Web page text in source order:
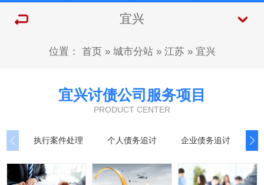
宜兴
位置： 首页» 城市分站» 江苏» 宜兴
宜兴讨债公司服务项目
PRODUCT CENTER
执行案件处理 个人债务追讨 企业债务追讨